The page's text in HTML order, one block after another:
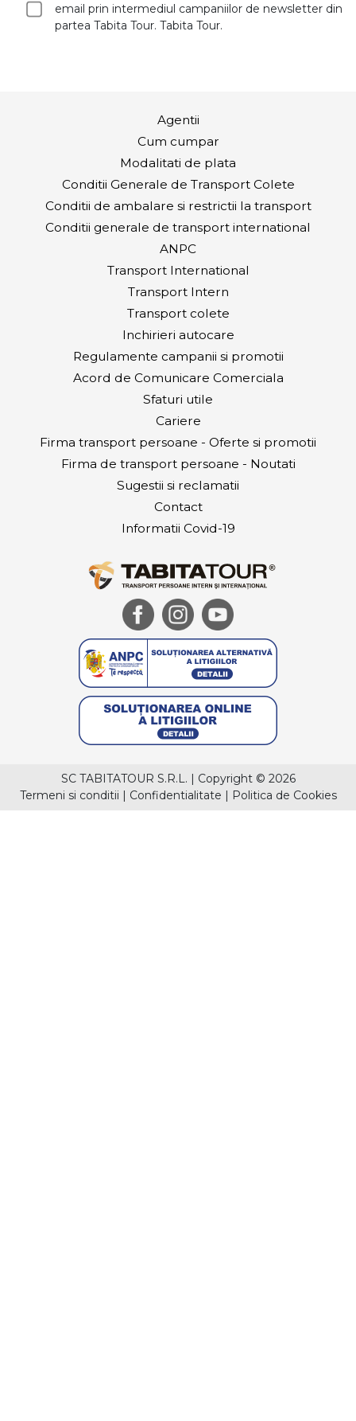
email prin intermediul campaniilor de newsletter din
partea Tabita Tour. Tabita Tour.
Agentii
Cum cumpar
Modalitati de plata
Conditii Generale de Transport Colete
Conditii de ambalare si restrictii la transport
Conditii generale de transport international
ANPC
Transport International
Transport Intern
Transport colete
Inchirieri autocare
Regulamente campanii si promotii
Acord de Comunicare Comerciala
Sfaturi utile
Cariere
Firma transport persoane - Oferte si promotii
Firma de transport persoane - Noutati
Sugestii si reclamatii
Contact
Informatii Covid-19
SC TABITATOUR S.R.L. | Copyright © 2026
Termeni si conditii | Confidentialitate | Politica de Cookies